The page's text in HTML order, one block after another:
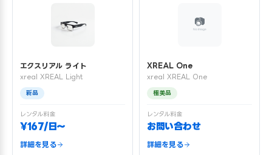
エクスリアル ライト
xreal XREAL Light
新品
レンタル料金
¥167/日〜
詳細を見る
XREAL One
xreal XREAL One
極美品
レンタル料金
お問い合わせ
詳細を見る